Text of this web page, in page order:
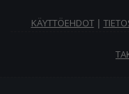
KÄYTTÖEHDOT|